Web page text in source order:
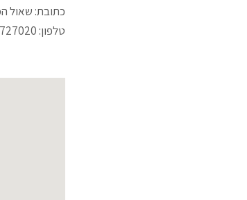
כתובת: שאול המלך 38,
טלפון: 08-6727020